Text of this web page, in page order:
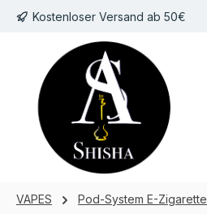
Hauptinhalt springen
Zur Suche springen
Zur Hauptnavigation springen
Kostenloser Versand ab 50€
VAPES Pod-System E-Zigarette